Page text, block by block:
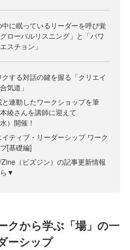
中に眠っているリーダーを呼び覚
ローバルリスニング」と「パワ
スチョン」
クする対話の鍵を握る「クリエイ
気道」
連動したワークショップを筆
綾さんを講師に迎えて
）開催！
イティブ・リーダーシップ ワーク
[基礎編]
（ビズジン）の記事更新情報
▼
クから学ぶ「場」の一
ーシップ